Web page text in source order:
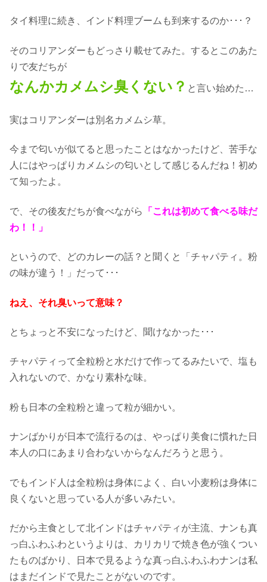
タイ料理に続き、インド料理ブームも到来するのか･･･？
そのコリアンダーもどっさり載せてみた。するとこのあた
りで友だちが
なんかカメムシ臭くない？ と言い始めた…
実はコリアンダーは別名カメムシ草。
今まで匂いが似てると思ったことはなかったけど、苦手な
人にはやっぱりカメムシの匂いとして感じるんだね！初め
て知ったよ。
で、その後友だちが食べながら
「これは初めて食べる味だ
わ！！」
というので、どのカレーの話？と聞くと「チャパティ。粉
の味が違う！」だって･･･
ねえ、それ臭いって意味？
とちょっと不安になったけど、聞けなかった･･･
チャパティって全粒粉と水だけで作ってるみたいで、塩も
入れないので、かなり素朴な味。
粉も日本の全粒粉と違って粒が細かい。
ナンばかりが日本で流行るのは、やっぱり美食に慣れた日
本人の口にあまり合わないからなんだろうと思う。
でもインド人は全粒粉は身体によく、白い小麦粉は身体に
良くないと思っている人が多いみたい。
だから主食として北インドはチャパティが主流、ナンも真
っ白ふわふわというよりは、カリカリで焼き色が強くつい
たものばかり、日本で見るような真っ白ふわふわナンは私
はまだインドで見たことがないのです。